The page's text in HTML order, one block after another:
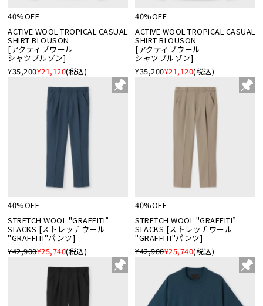
40%OFF
ACTIVE WOOL TROPICAL CASUAL
SHIRT BLOUSON
[アクティブウール
シャツブルゾン]
¥35,200¥21,120(税込)
40%OFF
ACTIVE WOOL TROPICAL CASUAL
SHIRT BLOUSON
[アクティブウール
シャツブルゾン]
¥35,200¥21,120(税込)
40%OFF
STRETCH WOOL "GRAFFITI”
SLACKS [ストレッチウール
"GRAFFITI"パンツ]
¥42,900¥25,740(税込)
40%OFF
STRETCH WOOL "GRAFFITI”
SLACKS [ストレッチウール
"GRAFFITI"パンツ]
¥42,900¥25,740(税込)